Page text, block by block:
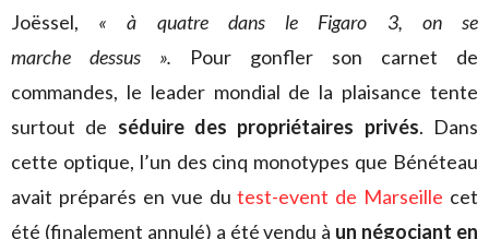
Joëssel, « à quatre dans le Figaro 3, on se
marche dessus ». Pour gonfler son carnet de
commandes, le leader mondial de la plaisance tente
surtout de séduire des propriétaires privés. Dans
cette optique, l’un des cinq monotypes que Bénéteau
avait préparés en vue dutest-event de Marseille cet
été (finalement annulé) a été vendu à un négociant en